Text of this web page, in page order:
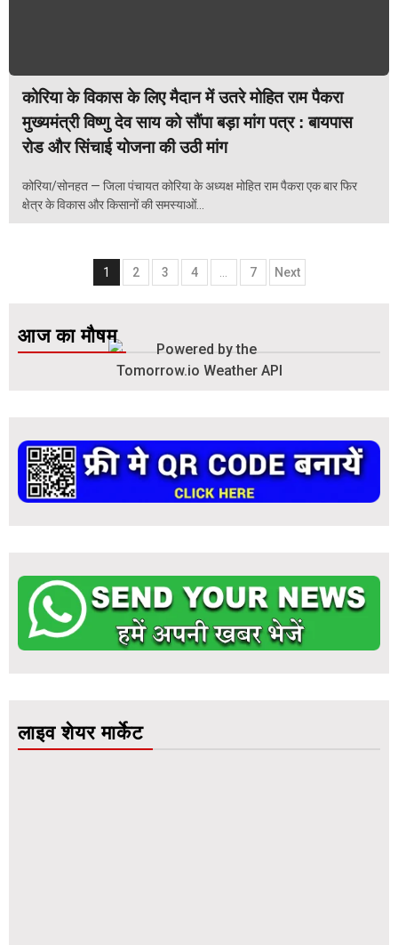
कोरिया के विकास के लिए मैदान में उतरे मोहित राम पैकरा
मुख्यमंत्री विष्णु देव साय को सौंपा बड़ा मांग पत्र : बायपास
रोड और सिंचाई योजना की उठी मांग
कोरिया/सोनहत — जिला पंचायत कोरिया के अध्यक्ष मोहित राम पैकरा एक बार फिर
क्षेत्र के विकास और किसानों की समस्याओं...
1 2 3 4 7 Next
आज का मौषम
लाइव शेयर मार्केट